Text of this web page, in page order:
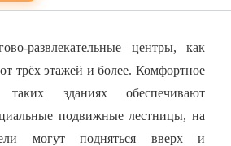
развлекательные центры, как
трёх этажей и более. Комфортное
зданиях обеспечивают
подвижные лестницы, на
могут подняться вверх и